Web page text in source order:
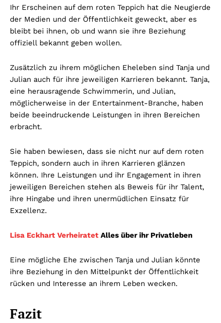
Ihr Erscheinen auf dem roten Teppich hat die Neugierde
der Medien und der Öffentlichkeit geweckt, aber es
bleibt bei ihnen, ob und wann sie ihre Beziehung
offiziell bekannt geben wollen.
Zusätzlich zu ihrem möglichen Eheleben sind Tanja und
Julian auch für ihre jeweiligen Karrieren bekannt. Tanja,
eine herausragende Schwimmerin, und Julian,
möglicherweise in der Entertainment-Branche, haben
beide beeindruckende Leistungen in ihren Bereichen
erbracht.
Sie haben bewiesen, dass sie nicht nur auf dem roten
Teppich, sondern auch in ihren Karrieren glänzen
können. Ihre Leistungen und ihr Engagement in ihren
jeweiligen Bereichen stehen als Beweis für ihr Talent,
ihre Hingabe und ihren unermüdlichen Einsatz für
Exzellenz.
Lisa Eckhart Verheiratet Alles über ihr Privatleben
Eine mögliche Ehe zwischen Tanja und Julian könnte
ihre Beziehung in den Mittelpunkt der Öffentlichkeit
rücken und Interesse an ihrem Leben wecken.
Fazit